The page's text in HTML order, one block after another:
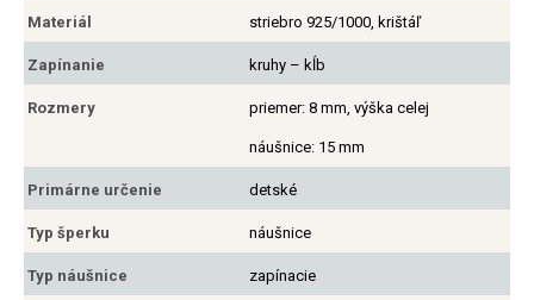
Materiál striebro 925/1000, krištáľ
Zapínanie kruhy – kĺb
Rozmery priemer: 8 mm, výška celej
náušnice: 15 mm
Primárne určenie detské
Typ šperku náušnice
Typ náušnice zapínacie